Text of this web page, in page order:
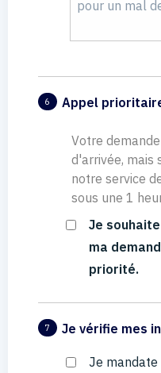
6 Appel
Votre
d'arrivée, mais
notre service
sous une 1
Je
ma
priorité.
7 Je vérifie mes
Je